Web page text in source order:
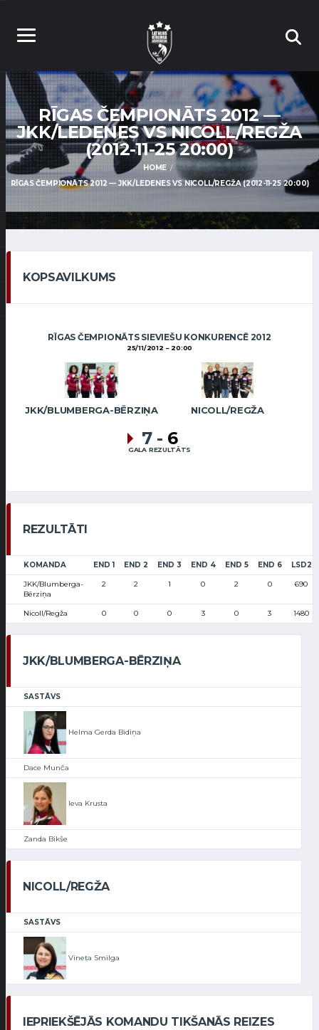
RĪGAS ČEMPIONĀTS 2012 —
JKK/LEDENES VS NICOLL/REGŽA
(2012-11-25 20:00)
HOME
RĪGAS ČEMPIONĀTS 2012 — JKK/LEDENES VS NICOLL/REGŽA (2012-11-25 20:00)
KOPSAVILKUMS
RĪGAS ČEMPIONĀTS SIEVIEŠU KONKURENCĒ 2012
25/11/2012 20:00
JKK/BLUMBERGA-BĒRZIŅA NICOLL/REGŽA
7 - 6
GALA REZULTĀTS
REZULTĀTI
KOMANDA END 1 END 2 END 3 END 4 END 5 END 6 LSD2
JKK/Blumberga-
Bērziņa
2 2 1 0 2 0 690
Nicoll/Regža 0 0 0 3 0 3 1480
JKK/BLUMBERGA-BĒRZIŅA
SASTĀVS
Helma Gerda Bidiņa
Dace Munča
Ieva Krusta
Zanda Bikše
NICOLL/REGŽA
SASTĀVS
Vineta Smilga
IEPRIEKŠĒJĀS KOMANDU TIKŠANĀS REIZES